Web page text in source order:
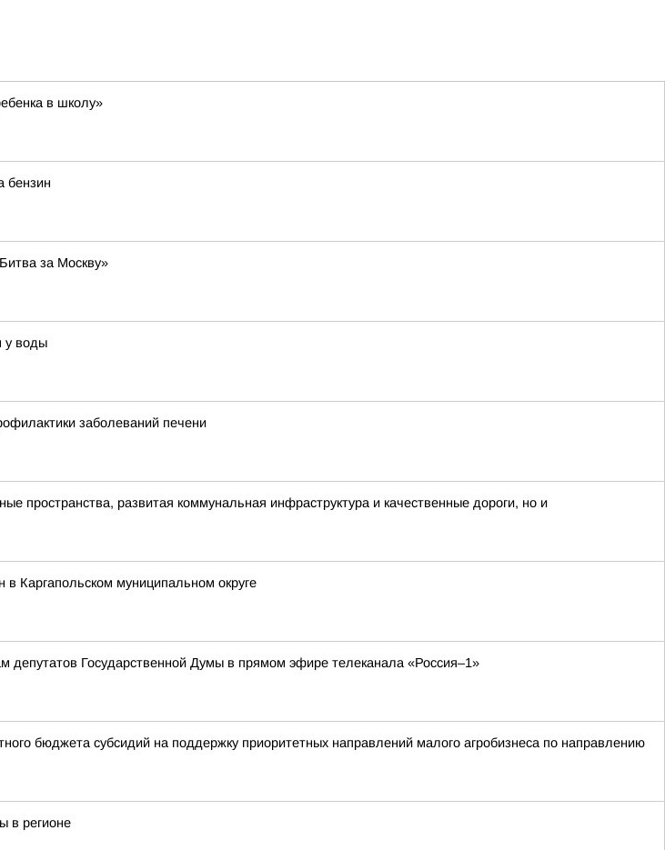
в школу»
бензин
за Москву»
у воды
заболеваний печени
пространства, развитая коммунальная инфраструктура и качественные дороги, но и
в Каргапольском муниципальном округе
депутатов Государственной Думы в прямом эфире телеканала «Россия–1»
субсидий на поддержку приоритетных направлений малого агробизнеса по направлению
в регионе